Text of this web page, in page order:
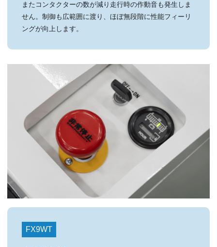
またコンタクターの数が減り走行時の作動音も発生しま
せん。制御も広範囲に渡り、ほぼ無段階に性能フィーリ
ングが向上します。
FX9WT